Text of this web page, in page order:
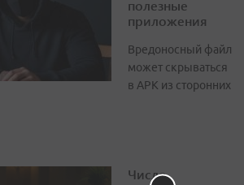
полезные
приложения
Вредоносный файл
может скрываться
в APK из сторонних
Число